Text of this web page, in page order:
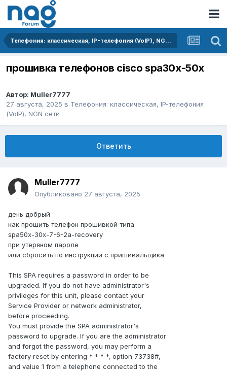
Телефония: классическая, IP-телефония (VoIP), NGN сети
прошивка телефонов cisco spa30х-50х
Автор: Muller7777
27 августа, 2025 в Телефония: классическая, IP-телефония
(VoIP), NGN сети
Ответить
Muller7777
Опубликовано 27 августа, 2025
день добрый
как прошить телефон прошивкой типа
spa50x-30x-7-6-2a-recovery
при утеряном пароле
или сбросить по инструкции с пришивальщика
This SPA requires a password in order to be
upgraded. If you do not have administrator's
privileges for this unit, please contact your
Service Provider or network administrator,
before proceeding.
You must provide the SPA administrator's
password to upgrade. If you are the administrator
and forgot the password, you may perform a
factory reset by entering * * * *, option 73738#,
and value 1 from a telephone connected to the